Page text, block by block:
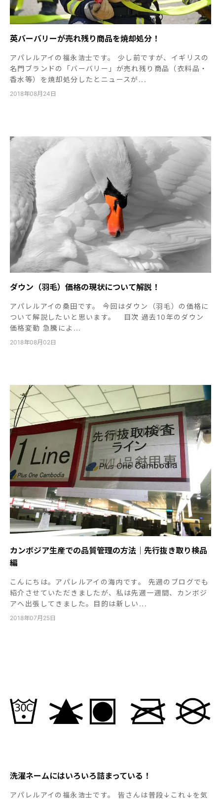
英バーバリーが売れ残り商品を焼却処分！
アパレルアイの福永浩士です。 少し前ですが、イギリスの
名門ブランドの「バーバリー」が売れ残り商品（衣料品・
香水等）を焼却処分したとニュースが...
2018年08月24日
ダウン（羽毛）価格の現状について解説！
アパレルアイの桑田です。 今回はダウン（羽毛）の価格に
ついて解説したいと思います。 目次 過去10年のダウン
価格変動 急騰によ...
2018年08月02日
カンボジア生産での品質管理の方法｜先行抜き取り検品
編
こんにちは。アパレルアイの海内です。 先週のブログでも
紹介させていただきましたが、私は先週一週間、カンボジ
アへ出張してきました。目的は新しい...
2018年07月25日
洗濯ネームにはいろいろ詰まっている！
アパレルアイの福永浩士です。 皆さんは普段↓これ↓を気